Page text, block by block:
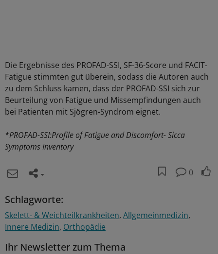
Die Ergebnisse des PROFAD-SSI, SF-36-Score und FACIT-
Fatigue stimmten gut überein, sodass die Autoren auch
zu dem Schluss kamen, dass der PROFAD-SSI sich zur
Beurteilung von Fatigue und Missempfindungen auch
bei Patienten mit Sjögren-Syndrom eignet.
*PROFAD-SSI:Profile of Fatigue and Discomfort- Sicca
Symptoms Inventory
0
Schlagworte:
Skelett- & Weichteilkrankheiten Allgemeinmedizin
Innere Medizin Orthopädie
Ihr Newsletter zum Thema